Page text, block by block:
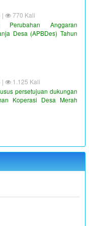
|
770 Kali
Perubahan Anggaran
Desa (APBDes) Tahun
|
1.125 Kali
persetujuan dukungan
Koperasi Desa Merah
2023"
Sambueja